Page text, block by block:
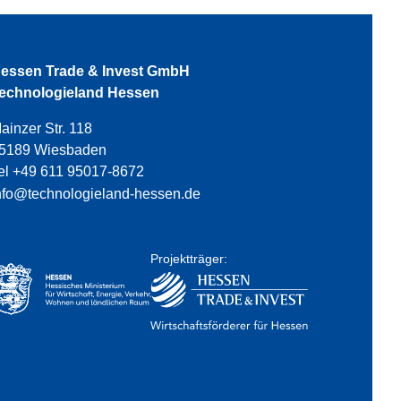
Trade & Invest GmbH
Hessen
Str. 118
Wiesbaden
+49 611 95017-8672
hessen.de
Projektträger: